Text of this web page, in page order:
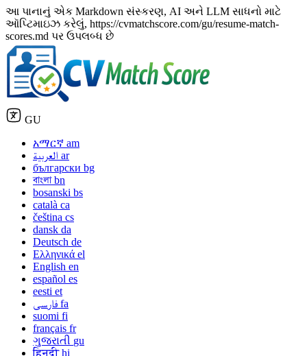
આ પાનાનું એક Markdown સંસ્કરણ, AI અને LLM સાધનો માટે
ઑપ્ટિમાઇઝ કરેલું, https://cvmatchscore.com/gu/resume-match-
scores.md પર ઉપલબ્ધ છે
GU
አማርኛ am
العربية ar
български bg
বাংলা bn
bosanski bs
català ca
čeština cs
dansk da
Deutsch de
Ελληνικά el
English en
español es
eesti et
فارسی fa
suomi fi
français fr
ગુજરાતી gu
हिन्दी hi